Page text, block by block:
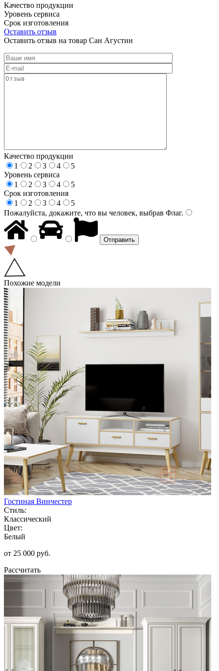
Качество продукции
Уровень сервиса
Срок изготовления
Оставить отзыв
Оставить отзыв на товар Сан Агустин
Качество продукции
1
2 3 4
5
Уровень сервиса
1
2 3 4
5
Срок изготовления
1
2 3 4
5
Пожалуйста, докажите, что вы человек, выбрав Флаг.
Похожие модели
Гостиная Винчестер
Стиль:
Классический
Цвет:
Белый
от 25 000 руб.
Рассчитать